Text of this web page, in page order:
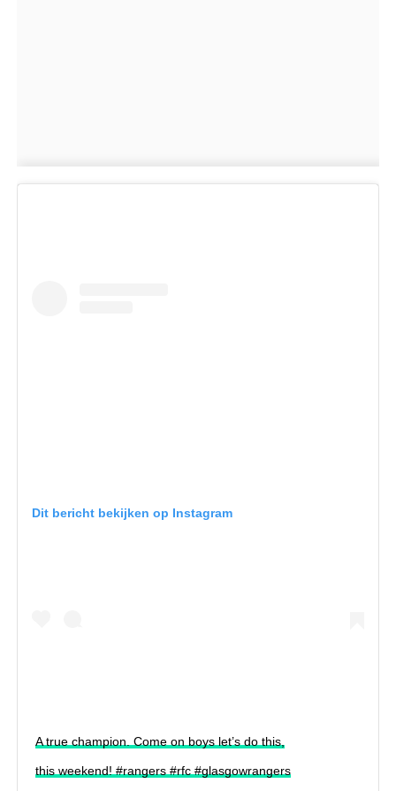
Dit bericht bekijken op Instagram
A true champion. Come on boys let’s do this,
this weekend! #rangers #rfc #glasgowrangers